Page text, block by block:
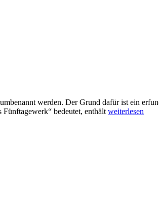
werden. Der Grund dafür ist ein
bedeutet, enthält weiterlesen